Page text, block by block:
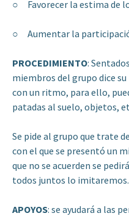
○ Favorecer la estima de
○ Aumentar la
PROCEDIMIENTO:
miembros del grupo dice
con un ritmo, para ello,
patadas al suelo, objetos,
Se pide al grupo que trate
con el que se presentó un
que no se acuerden se
todos juntos lo imitaremos.
APOYOS: se ayudará a las